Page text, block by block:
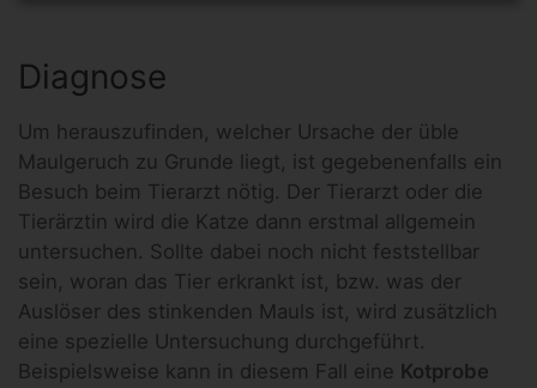
Diagnose
Um herauszufinden, welcher Ursache der üble
Maulgeruch zu Grunde liegt, ist gegebenenfalls ein
Besuch beim Tierarzt nötig. Der Tierarzt oder die
Tierärztin wird die Katze dann erstmal allgemein
untersuchen. Sollte dabei noch nicht feststellbar
sein, woran das Tier erkrankt ist, bzw. was der
Auslöser des stinkenden Mauls ist, wird zusätzlich
eine spezielle Untersuchung durchgeführt.
Beispielsweise kann in diesem Fall eine Kotprobe